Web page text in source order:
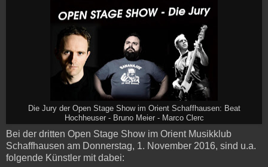
Die Jury der Open Stage Show im Orient Schaffhausen: Beat
Hochheuser - Bruno Meier - Marco Clerc
Bei der dritten Open Stage Show im Orient Musikklub
Schaffhausen am Donnerstag, 1. November 2016, sind u.a.
folgende Künstler mit dabei: